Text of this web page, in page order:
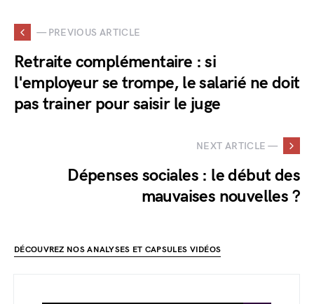
— PREVIOUS ARTICLE
Retraite complémentaire : si
l'employeur se trompe, le salarié ne doit
pas trainer pour saisir le juge
NEXT ARTICLE —
Dépenses sociales : le début des
mauvaises nouvelles ?
DÉCOUVREZ NOS ANALYSES ET CAPSULES VIDÉOS